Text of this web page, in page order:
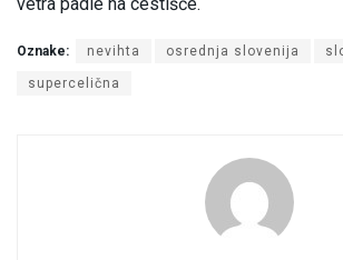
Oznake: nevihta osrednja slovenija
supercelična